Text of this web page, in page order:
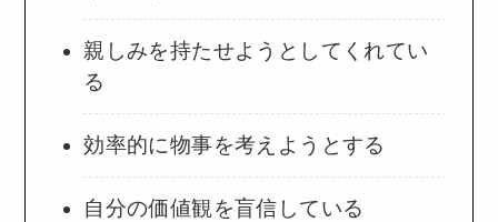
親しみを持たせようとしてくれてい
る
効率的に物事を考えようとする
自分の価値観を盲信している